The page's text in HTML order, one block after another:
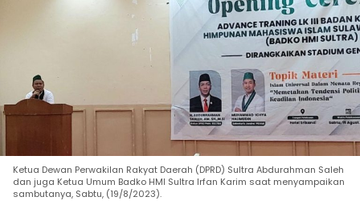
Ketua Dewan Perwakilan Rakyat Daerah (DPRD) Sultra Abdurahman Saleh
dan juga Ketua Umum Badko HMI Sultra Irfan Karim saat menyampaikan
sambutanya, Sabtu, (19/8/2023).